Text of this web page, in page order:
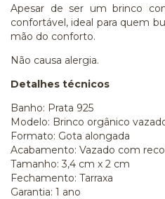
Apesar de ser um brinco
confortável, ideal para quem
mão do conforto.
Não causa alergia.
Detalhes técnicos
Banho: Prata 925
Modelo: Brinco orgânico
Formato: Gota alongada
Acabamento: Vazado com
Tamanho: 3,4 cm x 2 cm
Fechamento: Tarraxa
Garantia: 1 ano